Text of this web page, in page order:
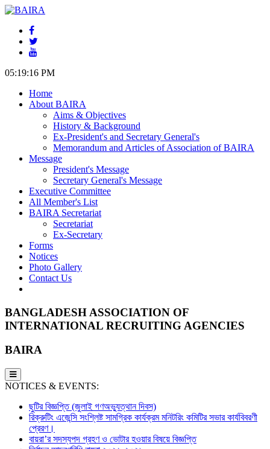
05:19:16 PM
Home
About BAIRA
Aims & Objectives
History & Background
Ex-President's and Secretary General's
Memorandum and Articles of Association of BAIRA
Message
President's Message
Secretary General's Message
Executive Committee
All Member's List
BAIRA Secretariat
Secretariat
Ex-Secretary
Forms
Notices
Photo Gallery
Contact Us
BANGLADESH ASSOCIATION OF
INTERNATIONAL RECRUITING AGENCIES
BAIRA
NOTICES & EVENTS:
ছুটির বিজ্ঞপ্তি (জুলাই গণঅভ্যুত্থান দিবস)
রিক্রুটিং এজেন্সি সংশ্লিষ্ট সামগ্রিক কার্যক্রম মনিটরিং কমিটির সভার কার্যবিবরণী
প্রেরণ।
বায়রা’র সদস্যপদ গ্রহণ ও ভোটার হওয়ার বিষয়ে বিজ্ঞপ্তি